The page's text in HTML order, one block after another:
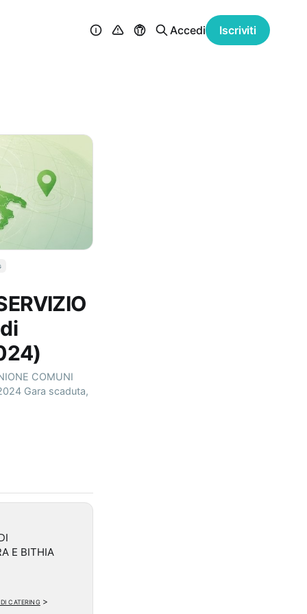
Accedi Iscriviti
COMUNI
Gara scaduta,
E BITHIA
catering >